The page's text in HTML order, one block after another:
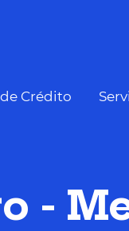
Crédito
-